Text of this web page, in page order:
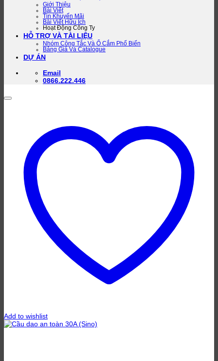
Giới Thiệu
Bài Viết
Tin Khuyến Mãi
Bài Viết Hữu Ích
Hoạt Động Công Ty
HỖ TRỢ VÀ TÀI LIỆU
Nhóm Công Tắc Và Ổ Cắm Phổ Biến
Bảng Giá Và Catalogue
DỰ ÁN
Email
0866.222.446
Add to wishlist